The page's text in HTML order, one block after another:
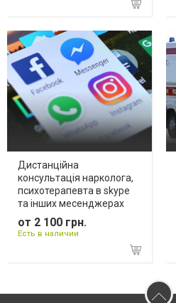
Дистанційна
консультація нарколога,
психотерапевта в skype
та інших месенджерах
от 2 100 грн.
Есть в наличии